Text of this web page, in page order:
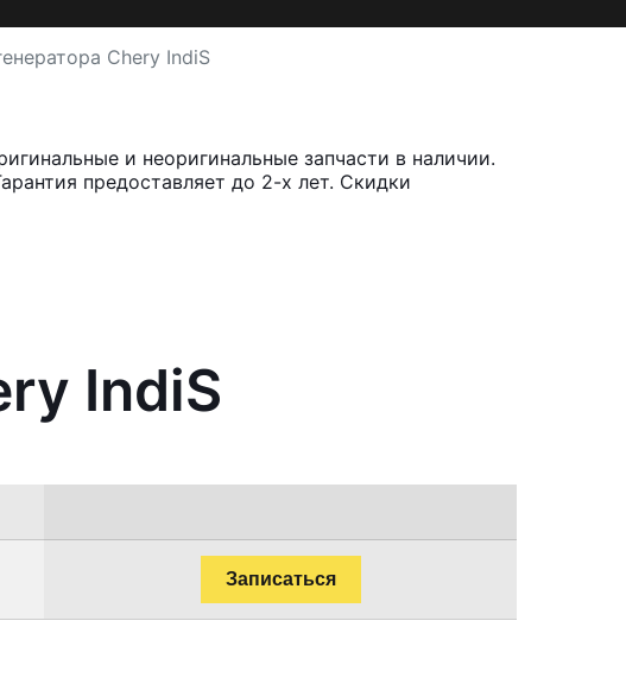
Chery IndiS
и неоригинальные запчасти в наличии.
предоставляет до 2-х лет. Скидки
IndiS
Записаться